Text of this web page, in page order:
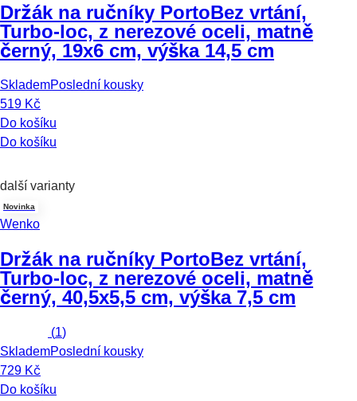
Držák na ručníky PortoBez vrtání,
Turbo-loc, z nerezové oceli, matně
černý, 19x6 cm, výška 14,5 cm
SklademPoslední kousky
519 Kč
Do košíku
Do košíku
další varianty
Novinka
Wenko
Držák na ručníky PortoBez vrtání,
Turbo-loc, z nerezové oceli, matně
černý, 40,5x5,5 cm, výška 7,5 cm
(1)
SklademPoslední kousky
729 Kč
Do košíku